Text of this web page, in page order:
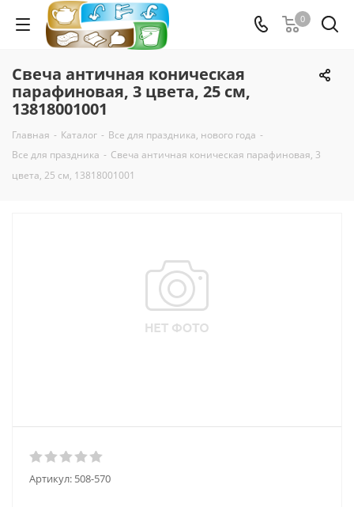
0
Свеча античная коническая
парафиновая, 3 цвета, 25 см,
13818001001
Главная - Каталог - Все для праздника, нового года -
Все для праздника - Свеча античная коническая парафиновая, 3
цвета, 25 см, 13818001001
Артикул: 508-570